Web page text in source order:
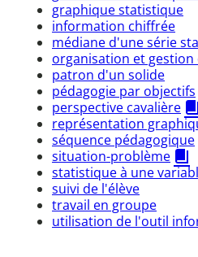
graphique statistique
information chiffrée
médiane d'une série
organisation et gestion
patron d'un solide
pédagogie par objectifs
perspective cavalière
représentation
séquence pédagogique
situation-problème
statistique à une
suivi de l'élève
travail en groupe
utilisation de l'outil